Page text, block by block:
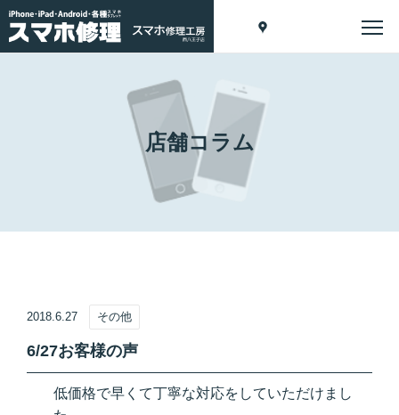
店舗コラム
2018.6.27 その他
6/27お客様の声
低価格で早くて丁寧な対応をしていただけまし